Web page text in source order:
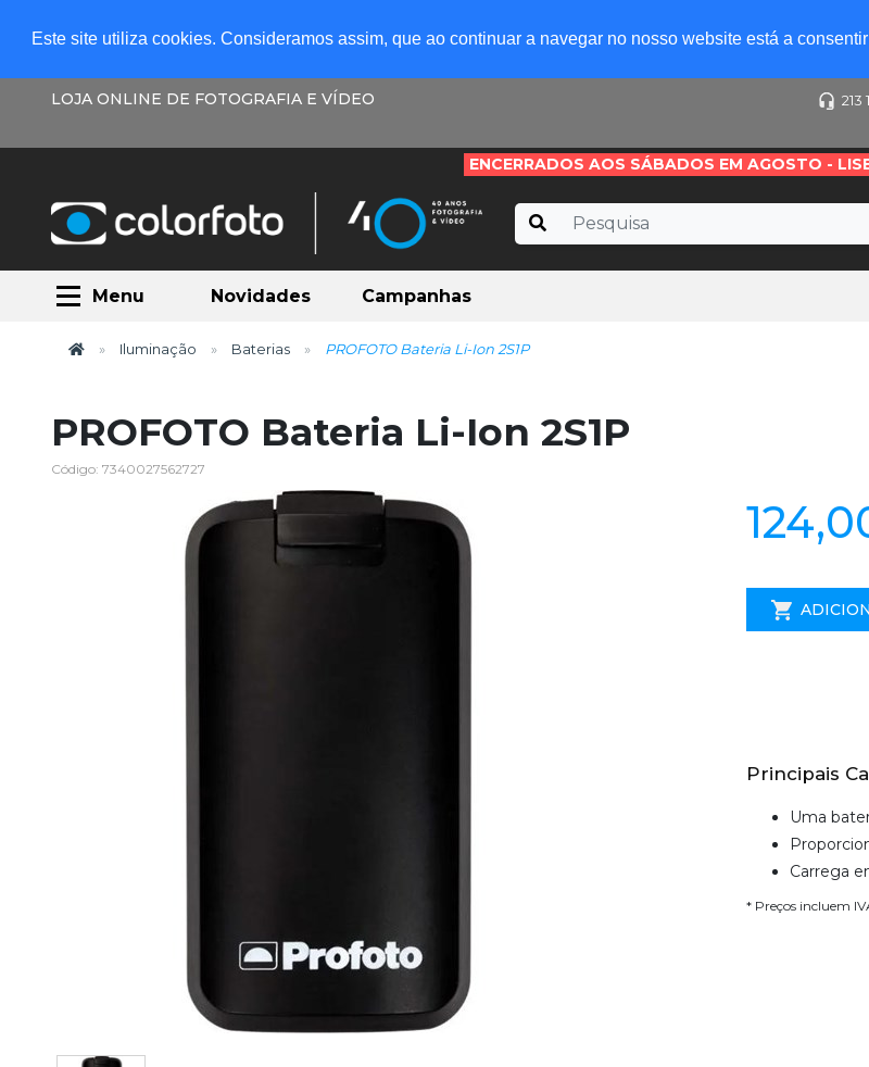
Este site utiliza cookies. Consideramos assim, que ao continuar a navegar no nosso website está a
LOJA ONLINE DE FOTOGRAFIA E VÍDEO
ENCERRADOS AOS SÁBADOS EM AGOSTO -
Menu Novidades Campanhas
Iluminação Baterias PROFOTO Bateria Li-Ion 2S1P
PROFOTO Bateria Li-Ion 2S1P
Código: 7340027562727
Principais
Uma
Carrega
* Preços incluem